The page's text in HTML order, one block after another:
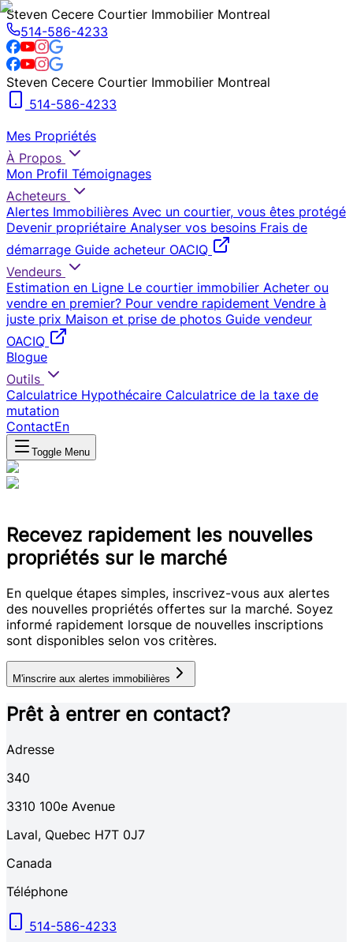
Steven Cecere Courtier Immobilier Montreal
514-586-4233
Steven Cecere Courtier Immobilier Montreal
514-586-4233
Mes Propriétés
À Propos
Mon Profil Témoignages
Acheteurs
Alertes Immobilières Avec un courtier, vous êtes protégé
Devenir propriétaire Analyser vos besoins Frais de
démarrage Guide acheteur OACIQ
Vendeurs
Estimation en Ligne Le courtier immobilier Acheter ou
vendre en premier? Pour vendre rapidement Vendre à
juste prix Maison et prise de photos Guide vendeur
OACIQ
Blogue
Outils
Calculatrice Hypothécaire Calculatrice de la taxe de
mutation
ContactEn
Toggle Menu
Recevez rapidement les nouvelles
propriétés sur le marché
En quelque étapes simples, inscrivez-vous aux alertes
des nouvelles propriétés offertes sur la marché. Soyez
informé rapidement lorsque de nouvelles inscriptions
sont disponibles selon vos critères.
M'inscrire aux alertes immobilières
Prêt à entrer en contact?
Adresse
340
3310 100e Avenue
Laval, Quebec H7T 0J7
Canada
Téléphone
514-586-4233